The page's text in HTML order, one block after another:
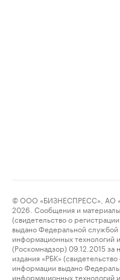
© ООО «БИЗНЕСПРЕСС», АО
2026. Сообщения и
(свидетельство о
выдано Федеральной службой
информационных технологий
(Роскомнадзор) 09.12.2015
издания «РБК»
информации выдано
информационных технологий